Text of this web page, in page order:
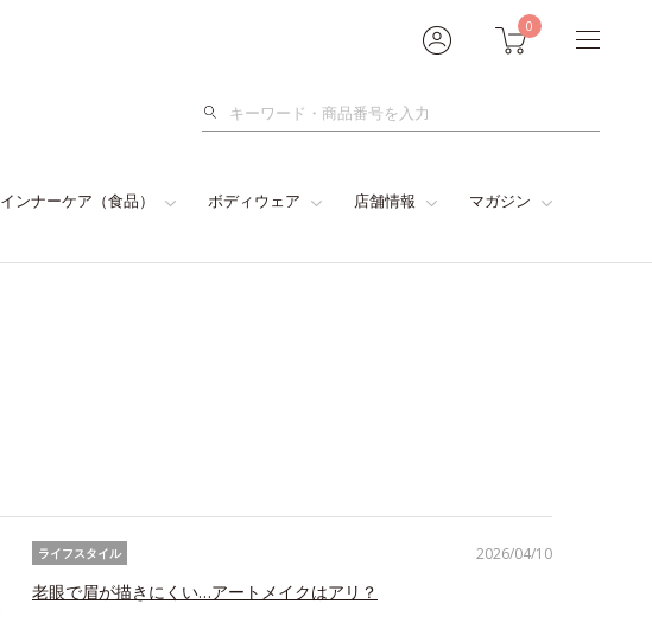
0
検
インナーケア（食品） ボディウェア 店舗情報 マガジン
2026/04/10
ライフスタイル
老眼で眉が描きにくい…アートメイクはアリ？